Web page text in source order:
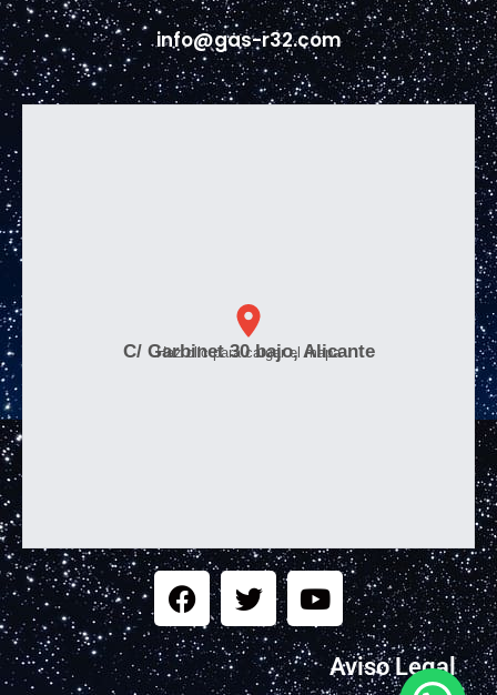
info@gas-r32.com
C/ Garbinet 30 bajo, Alicante
Haz clic para cargar el mapa
Aviso Legal